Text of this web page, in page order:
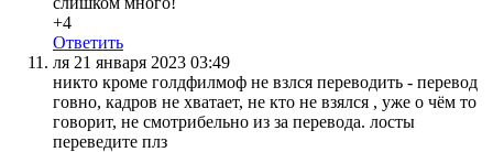
+4
Ответить
ля 21 января 2023 03:49
никто кроме голдфилмоф не взлся переводить - перевод
говно, кадров не хватает, не кто не взялся , уже о чём то
говорит, не смотрибельно из за перевода. лосты
переведите плз